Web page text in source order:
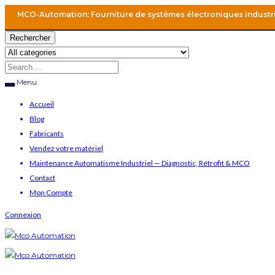
MCO-Automation: Fourniture de systèmes électroniques
Rechercher
Menu
Accueil
Blog
Fabricants
Vendez votre matériel
Maintenance Automatisme Industriel — Diagnostic, Rétrofit & MCO
Contact
Mon Compte
Connexion